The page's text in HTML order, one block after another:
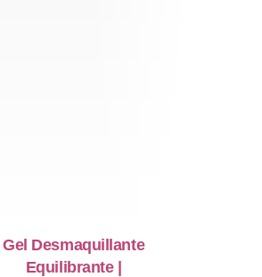
Gel Desmaquillante
Equilibrante |